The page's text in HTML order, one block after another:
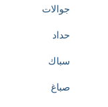
جوالات
حداد
سباك
صباغ